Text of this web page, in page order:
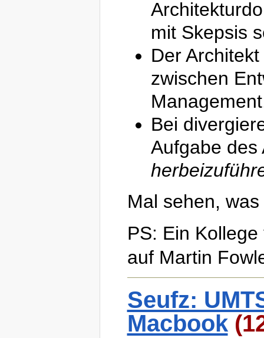
mit Skepsis
Der
zwischen
Bei
Aufgabe des
Mal sehen,
PS: Ein
auf Martin
Seufz:
Macbook